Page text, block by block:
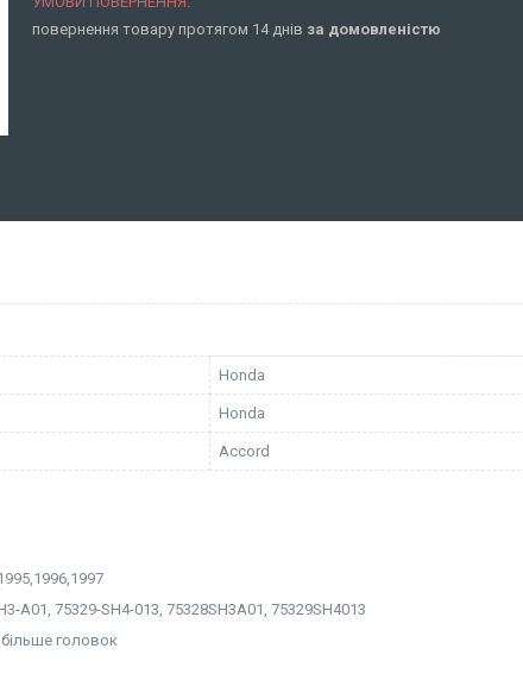
повернення товару протягом 14 днів за домовленістю
Honda
Honda
Accord
A01, 75329-SH4-013, 75328SH3A01, 75329SH4013
головок